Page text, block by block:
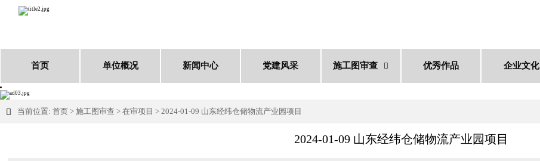
首页 单位概况 新闻中心 党建风采 施工图审查  优秀作品 企业文化
 当前位置: 首页 > 施工图审查 > 在审项目 > 2024-01-09 山东经纬仓储物流产业园项目
2024-01-09 山东经纬仓储物流产业园项目